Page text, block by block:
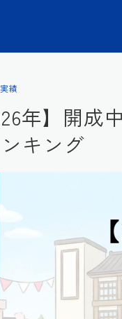
績
年】開
キング